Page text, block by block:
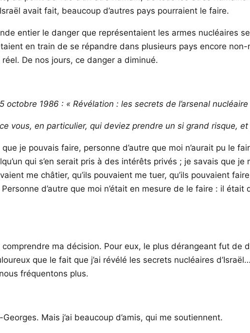
avait fait, beaucoup d’autres pays pourraient le faire.
entier le danger que représentaient les armes nucléaires
en train de se répandre dans plusieurs pays encore non-
De nos jours, ce danger a diminué.
1986 : « Révélation : les secrets de l’arsenal
vous, en particulier, qui deviez prendre un si grand risque, et
je pouvais faire, personne d’autre que moi n’aurait pu le
qui s’en serait pris à des intérêts privés ; je savais que je
me châtier, qu’ils pouvaient me tuer, qu’ils pouvaient
d’autre que moi n’était en mesure de le faire : il
ma décision. Pour eux, le plus dérangeant fut de
que le fait que j’ai révélé les secrets nucléaires
fréquentons plus.
Mais j’ai beaucoup d’amis, qui me soutiennent.